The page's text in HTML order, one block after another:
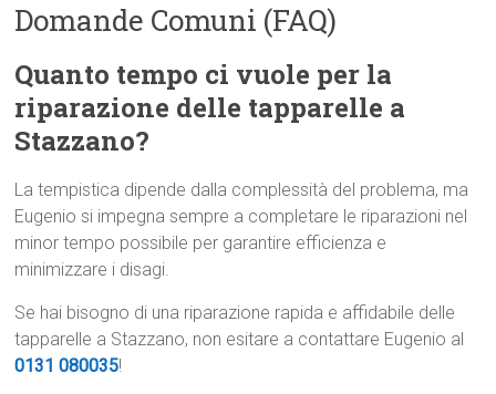
Domande Comuni (FAQ)
Quanto tempo ci vuole per la
riparazione delle tapparelle a
Stazzano?
La tempistica dipende dalla complessità del problema, ma
Eugenio si impegna sempre a completare le riparazioni nel
minor tempo possibile per garantire efficienza e
minimizzare i disagi.
Se hai bisogno di una riparazione rapida e affidabile delle
tapparelle a Stazzano, non esitare a contattare Eugenio al
0131 080035!